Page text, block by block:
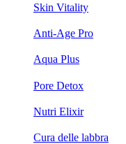
Skin Vitality
Anti-Age Pro
Aqua Plus
Pore Detox
Nutri Elixir
Cura delle labbra